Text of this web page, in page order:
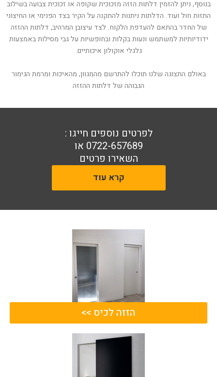
בנוסף, ניתן להזמין דלתות הזזה מזכוכית שקופה או זכוכית צבועה בשילוב
התזות חול ועוד. הדלתות ניתנות להתקנה על הקיר בצד הפנימי או החיצוני
של החדר בהתאם להעדפת הלקוח. לצד עיצובן המרהיב, דלתות ההזזה
ידודיותיות למשתמש ונעות בקלות ובחופשיות על גבי מסילות באמצעות
גלגלי אוקולון איכותיים.
באולם התצוגה שלנו תוכלו להתרשם מהמגוון, מהאיכות ומרמת הגימור
הגבוהה של דלתות ההזזה
לפרטים נוספים חייגו :
0722-657689 או
השאירו פרטים
קרא עוד
הזזה לכיס >>